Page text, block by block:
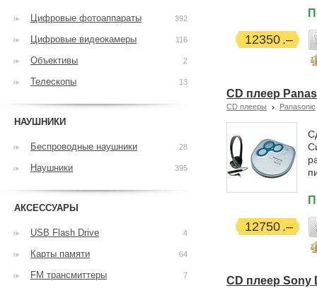
12350
CD плеер
CD плееры Panasonic
12750
CD плеер Sony
Цифровые фотоаппараты 392
Цифровые видеокамеры 116
Объективы 2
Телескопы 13
НАУШНИКИ
Беспроводные наушники 28
Наушники 395
АКСЕССУАРЫ
USB Flash Drive 4
Карты памяти 64
FM трансмиттеры 7